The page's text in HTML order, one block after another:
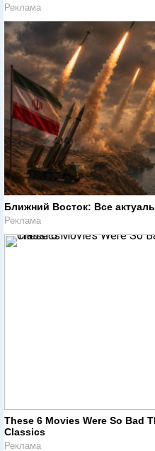
Реклама
Ближний Восток: Все
Реклама
These 6 Movies Were So Bad
Classics
Реклама